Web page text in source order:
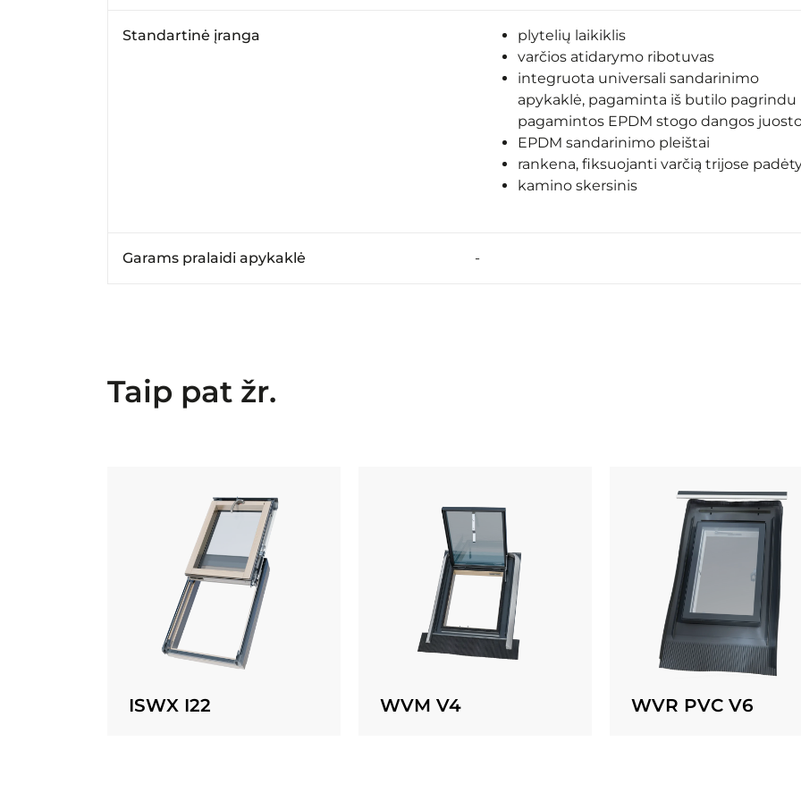
Standartinė įranga
plytelių laikiklis
varčios atidarymo ribotuvas
integruota universali sandarinimo
apykaklė, pagaminta iš butilo pagrindu
pagamintos EPDM stogo dangos
EPDM sandarinimo pleištai
rankena, fiksuojanti varčią trijose
kamino skersinis
Garams pralaidi apykaklė -
Taip pat žr.
ISWX I22 WVM V4 WVR PVC V6